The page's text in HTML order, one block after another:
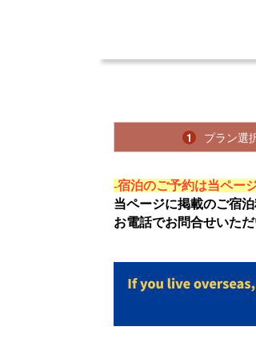
1 プラン選
-宿泊のご予約は当ペー
当ページに掲載のご宿
お電話でお問合せいた